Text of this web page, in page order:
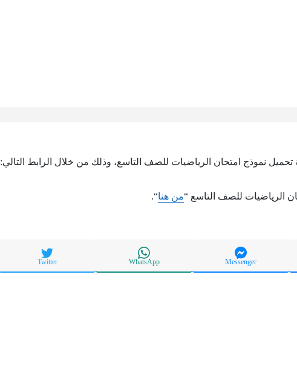
تحميل نموذج امتحان الرياضيات للصف التاسع، وذلك من خلال الرابط التالي:
الرياضيات للصف التاسع “من هنا“.
Messenger
WhatsApp
Twitter